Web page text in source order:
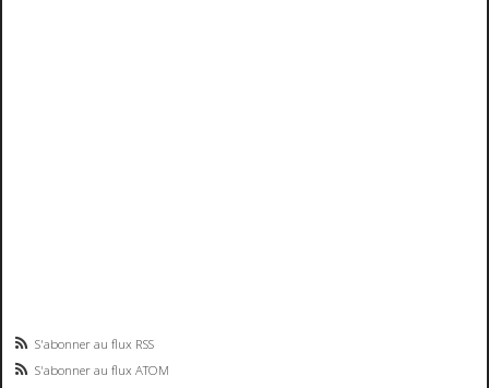
S'abonner au flux RSS
S'abonner au flux ATOM